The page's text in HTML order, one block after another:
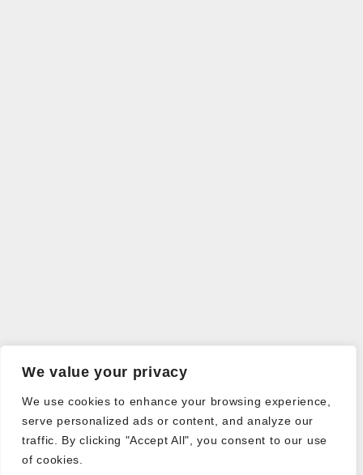
We value your privacy
We use cookies to enhance your browsing experience,
serve personalized ads or content, and analyze our
traffic. By clicking "Accept All", you consent to our use
of cookies.